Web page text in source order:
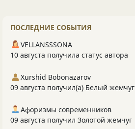
ПОСЛЕДНИЕ СОБЫТИЯ
VELLANSSSONA
10 августа получила статус автора
Xurshid Bobonazarov
09 августа получил(а) Белый жемчуг
Афоризмы современников
09 августа получил Золотой жемчуг